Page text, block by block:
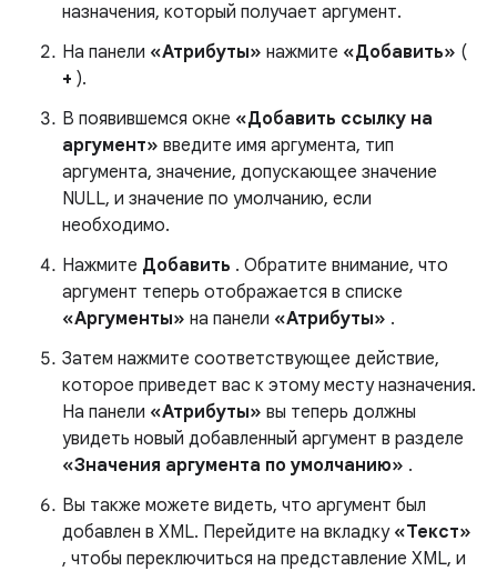
назначения, который получает аргумент.
На панели «Атрибуты» нажмите «Добавить» (
+ ).
В появившемся окне «Добавить ссылку на
аргумент» введите имя аргумента, тип
аргумента, значение, допускающее значение
NULL, и значение по умолчанию, если
необходимо.
Нажмите Добавить . Обратите внимание, что
аргумент теперь отображается в списке
«Аргументы» на панели «Атрибуты» .
Затем нажмите соответствующее действие,
которое приведет вас к этому месту назначения.
На панели «Атрибуты» вы теперь должны
увидеть новый добавленный аргумент в разделе
«Значения аргумента по умолчанию» .
Вы также можете видеть, что аргумент был
добавлен в XML. Перейдите на вкладку «Текст»
, чтобы переключиться на представление XML, и